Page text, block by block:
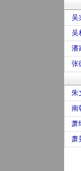
吴
吴
潘
张
朱
南
萧
萧